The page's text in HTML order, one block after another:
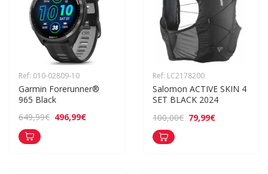
Ref: 010-02809-10
Garmin Forerunner®
965 Black
649,99€ 496,99€
Ref: LC2178200
Salomon ACTIVE SKIN 4
SET BLACK 2024
100,00€ 79,99€